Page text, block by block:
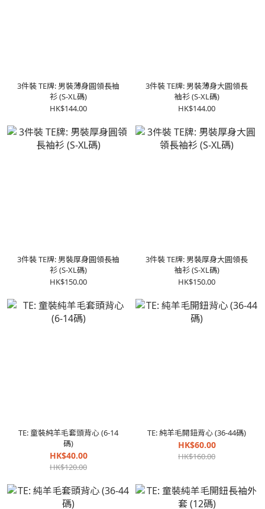
3件裝 TE牌: 男裝薄身圓領長袖
衫 (S-XL碼)
HK$144.00
3件裝 TE牌: 男裝薄身大圓領長
袖衫 (S-XL碼)
HK$144.00
3件裝 TE牌: 男裝厚身圓領長袖
衫 (S-XL碼)
HK$150.00
3件裝 TE牌: 男裝厚身大圓領長
袖衫 (S-XL碼)
HK$150.00
TE: 童裝純羊毛套頭背心 (6-14
碼)
HK$40.00
HK$120.00
TE: 純羊毛開鈕背心 (36-44碼)
HK$60.00
HK$160.00